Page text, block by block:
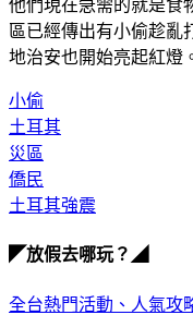
他們現在急需的就是食
區已經傳出有小偷趁亂
地治安也開始亮起紅燈
小偷
土耳其
災區
僑民
土耳其強震
◤放假去哪玩？◢
全台熱門活動、人氣攻